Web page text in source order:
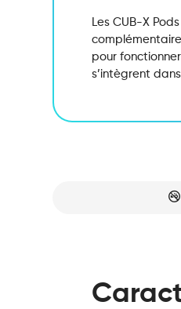
Les CUB-X
pour
s’intègrent